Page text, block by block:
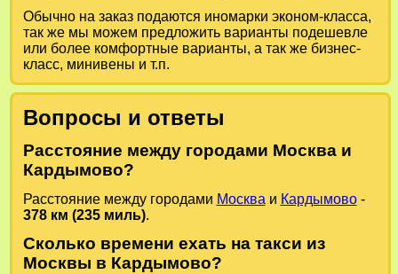
Обычно на заказ подаются иномарки эконом-класса,
так же мы можем предложить варианты подешевле
или более комфортные варианты, а так же бизнес-
класс, минивены и т.п.
Вопросы и ответы
Расстояние между городами Москва и
Кардымово?
Расстояние между городами Москва и Кардымово-
378 км (235 миль).
Сколько времени ехать на такси из
Москвы в Кардымово?